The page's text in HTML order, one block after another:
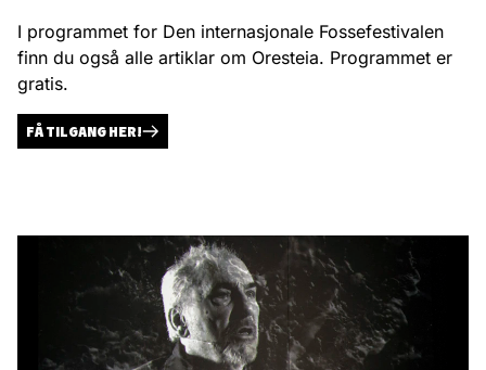
I programmet for Den internasjonale Fossefestivalen
finn du også alle artiklar om Oresteia. Programmet er
gratis.
FÅ TILGANG HER!